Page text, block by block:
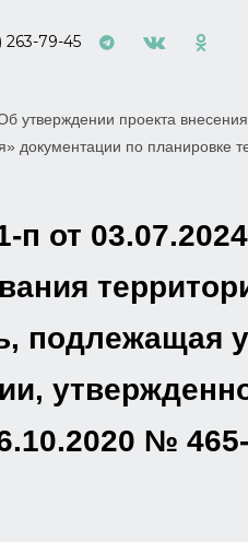
263-79-45
проекта
документации по планировке
п от
подлежащая
№